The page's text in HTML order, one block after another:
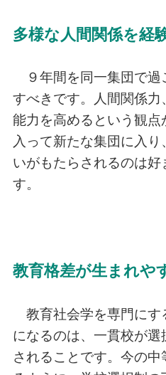
多様な人間関係を経
９年間を同一集団で過
すべきです。人間関係
能力を高めるという観
入って新たな集団に入
いがもたらされるのは
す。
教育格差が生まれや
教育社会学を専門にす
になるのは、一貫校が
されることです。今の